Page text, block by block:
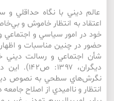
عالم ديني با نگاه حداقلي و
اعتقاد به انتظار خاموش و
خود در امور سياسي و اجتماعي
حضور در چنين مناسبات و
شأن اجتماعي و رسالت ديني
ديگران،
نگرش‌هاي سطحي به نصوص
انتظار و نااميدي از اصلاح